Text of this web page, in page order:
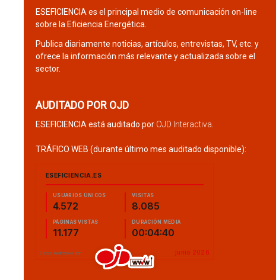
ESEFICIENCIA es el principal medio de comunicación on-line
sobre la Eficiencia Energética.
Publica diariamente noticias, artículos, entrevistas, TV, etc. y
ofrece la información más relevante y actualizada sobre el
sector.
AUDITADO POR OJD
ESEFICIENCIA está auditado por OJD Interactiva.
TRÁFICO WEB (durante último mes auditado disponible):